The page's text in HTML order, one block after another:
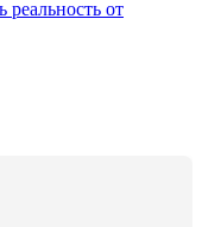
реальность от